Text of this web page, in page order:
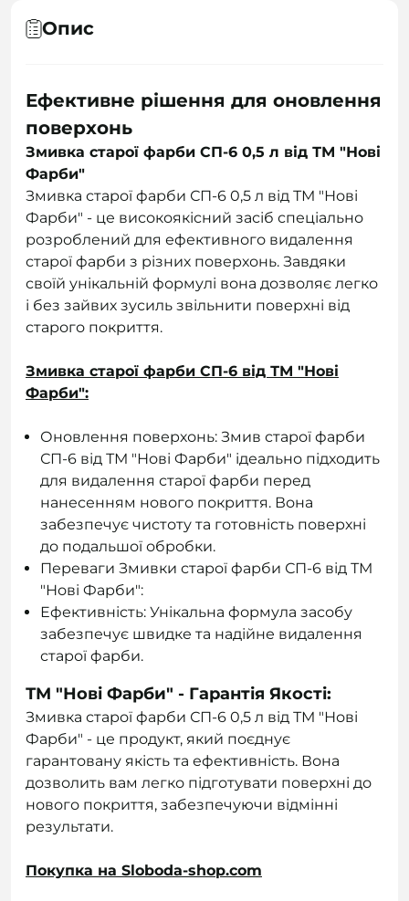
Опис
Ефективне рішення для оновлення
поверхонь
Змивка старої фарби СП-6 0,5 л від ТМ "Нові
Фарби"
Змивка старої фарби СП-6 0,5 л від ТМ "Нові
Фарби" - це високоякісний засіб спеціально
розроблений для ефективного видалення
старої фарби з різних поверхонь. Завдяки
своїй унікальній формулі вона дозволяє легко
і без зайвих зусиль звільнити поверхні від
старого покриття.
Змивка старої фарби СП-6 від ТМ "Нові
Фарби":
Оновлення поверхонь: Змив старої фарби
СП-6 від ТМ "Нові Фарби" ідеально підходить
для видалення старої фарби перед
нанесенням нового покриття. Вона
забезпечує чистоту та готовність поверхні
до подальшої обробки.
Переваги Змивки старої фарби СП-6 від ТМ
"Нові Фарби":
Ефективність: Унікальна формула засобу
забезпечує швидке та надійне видалення
старої фарби.
ТМ "Нові Фарби" - Гарантія Якості:
Змивка старої фарби СП-6 0,5 л від ТМ "Нові
Фарби" - це продукт, який поєднує
гарантовану якість та ефективність. Вона
дозволить вам легко підготувати поверхні до
нового покриття, забезпечуючи відмінні
результати.
Покупка на Sloboda-shop.com